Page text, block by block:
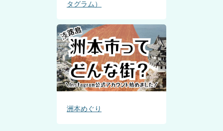
タグラム）
洲本めぐり